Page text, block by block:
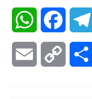
WhatsApp
Email Copy